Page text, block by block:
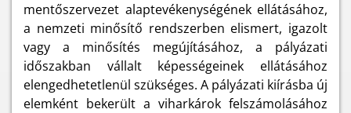
mentőszervezet alaptevékenységének ellátásához,
a nemzeti minősítő rendszerben elismert, igazolt
vagy a minősítés megújításához, a pályázati
időszakban vállalt képességeinek ellátásához
elengedhetetlenül szükséges. A pályázati kiírásba új
elemként bekerült a viharkárok felszámolásához